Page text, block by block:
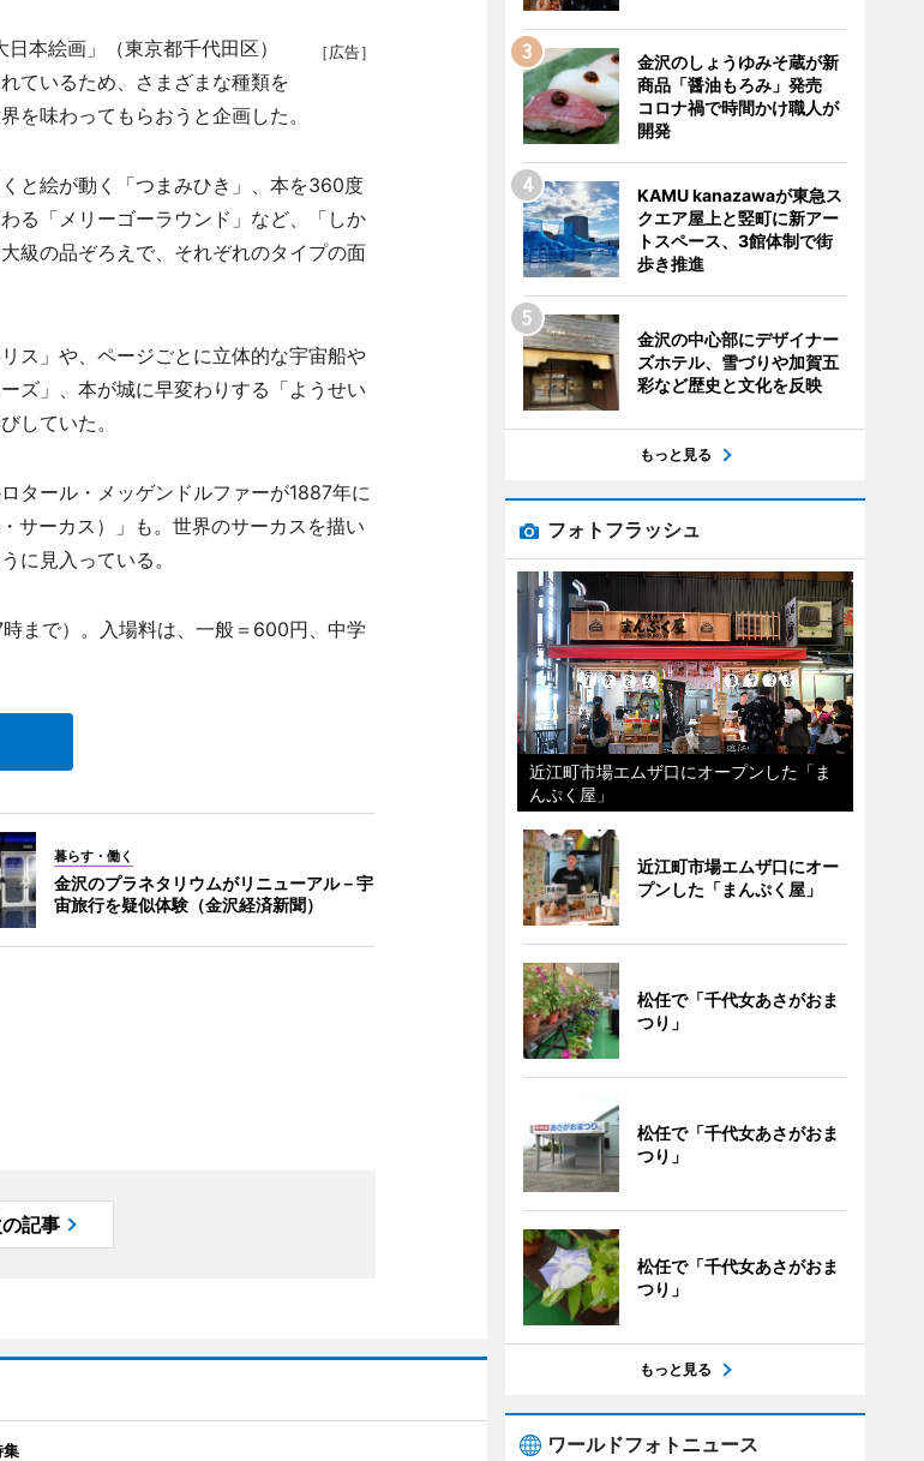
［広告］
本絵画」（東京都千代田区）
ているため、さまざまな種類を
を味わってもらおうと企画した。
と絵が動く「つまみひき」、本を360度
る「メリーゴーラウンド」など、「しか
級の品ぞろえで、それぞれのタイプの面
ス」や、ページごとに立体的な宇宙船や
ズ」、本が城に早変わりする「ようせい
していた。
タール・メッゲンドルファーが1887年に
サーカス）」も。世界のサーカスを描い
に見入っている。
まで）。入場料は、一般＝600円、中学
暮らす・働く
金沢のプラネタリウムがリニューアル－宇
宙旅行を疑似体験（金沢経済新聞）
記事
集
金沢のしょうゆみそ蔵が新
商品「醤油もろみ」発売
コロナ禍で時間かけ職人が
開発
KAMU kanazawaが東急ス
クエア屋上と竪町に新アー
トスペース、3館体制で街
歩き推進
金沢の中心部にデザイナー
ズホテル、雪づりや加賀五
彩など歴史と文化を反映
もっと見る
フォトフラッシュ
近江町市場エムザ口にオープンした「ま
んぷく屋」
近江町市場エムザ口にオー
プンした「まんぷく屋」
松任で「千代女あさがおま
つり」
松任で「千代女あさがおま
つり」
松任で「千代女あさがおま
つり」
もっと見る
ワールドフォトニュース